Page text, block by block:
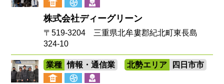
株式会社ディーグリーン
〒519-3204 三重県北牟婁郡紀北町東長島
324-10
業種 情報・通信業 北勢エリア 四日市市